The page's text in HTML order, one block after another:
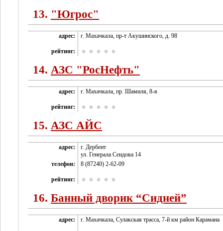
13. "Югрос"
адрес: г. Махачкала, пр-т Акушинского, д. 98
рейтинг:
14. АЗС "РосНефть"
адрес: г. Махачкала, пр. Шамиля, 8-в
рейтинг:
15. АЗС АЙС
адрес:
г. Дербент
ул. Генерала Сеидова 14
телефон:
8 (87240) 2-62-09
рейтинг:
16. Банный дворик “Сидней”
адрес: г. Махачкала, Сулакская трасса, 7-й км район Карамана